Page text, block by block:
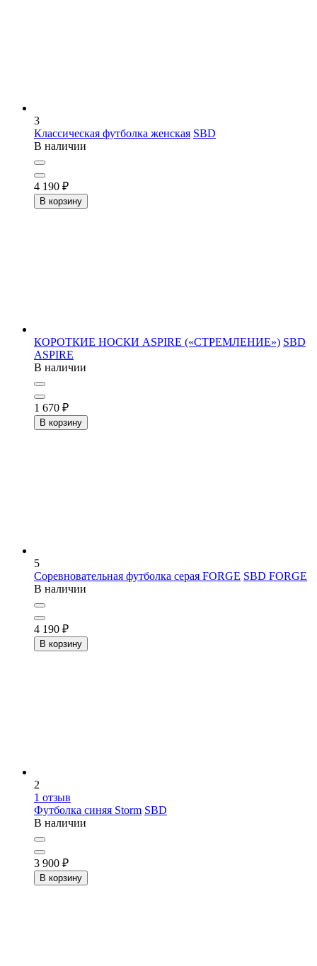
3
Классическая футболка женская SBD
В наличии
4 190 ₽
В корзину
КОРОТКИЕ НОСКИ ASPIRE («СТРЕМЛЕНИЕ») SBD
ASPIRE
В наличии
1 670 ₽
В корзину
5
Соревновательная футболка серая FORGE SBD FORGE
В наличии
4 190 ₽
В корзину
2
1 отзыв
Футболка синяя Storm SBD
В наличии
3 900 ₽
В корзину